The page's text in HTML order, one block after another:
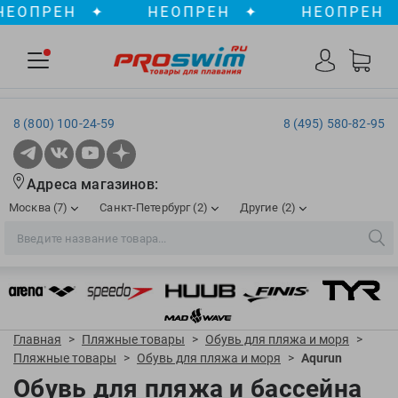
✦ НЕОПРЕН ✦ НЕОПРЕН ✦
8 (495) 580-82-95
8 (800) 100-24-59
Aqua Sphere
AquaFeel
Aqurun
Ergosport
Expand-a-Lung
Finis
FOGGIES
Адреса магазинов:
Москва (7)
Рижская
Войковская/Балтийская, ТЦ «Метрополис»
Славянский бульвар
Санкт-Петербург (2)
Сенная пл./Садовая , ТЦ «ПИК»
Обводный канал, ТРК «Лиговъ»
Другие (2)
Краснодар
ул. им. Володи Головатого, д. 311
ТЦ «Галерея», 2 этаж
С 10.00 до 22.00
Телефон магазина: 8 (861) 204-20-01
Главная > Пляжные товары > Обувь для пляжа и моря
>
Пляжные товары
> Обувь для пляжа и моря > Aqurun
Обувь для пляжа и бассейна